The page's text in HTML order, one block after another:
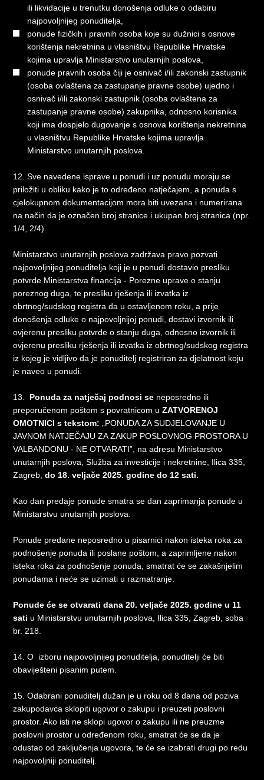
ili likvidacije u trenutku donošenja odluke o odabiru
najpovoljnijeg ponuditelja,
ponude fizičkih i pravnih osoba koje su dužnici s osnove
korištenja nekretnina u vlasništvu Republike Hrvatske
kojima upravlja Ministarstvo unutarnjih poslova,
ponude pravnih osoba čiji je osnivač i/ili zakonski zastupnik
(osoba ovlaštena za zastupanje pravne osobe) ujedno i
osnivač i/ili zakonski zastupnik (osoba ovlaštena za
zastupanje pravne osobe) zakupnika, odnosno korisnika
koji ima dospjelo dugovanje s osnova korištenja nekretnina
u vlasništvu Republike Hrvatske kojima upravlja
Ministarstvo unutarnjih poslova.
12. Sve navedene isprave u ponudi i uz ponudu moraju se
priložiti u obliku kako je to određeno natječajem, a ponuda s
cjelokupnom dokumentacijom mora biti uvezana i numerirana
na način da je označen broj stranice i ukupan broj stranica (npr.
1/4, 2/4).
Ministarstvo unutarnjih poslova zadržava pravo pozvati
najpovoljnijeg ponuditelja koji je u ponudi dostavio presliku
potvrde Ministarstva financija - Porezne uprave o stanju
poreznog duga, te presliku rješenja ili izvatka iz
obrtnog/sudskog registra da u ostavljenom roku, a prije
donošenja odluke o najpovoljnijoj ponudi, dostavi izvornik ili
ovjerenu presliku potvrde o stanju duga, odnosno izvornik ili
ovjerenu presliku rješenja ili izvatka iz obrtnog/sudskog registra
iz kojeg je vidljivo da je ponuditelj registriran za djelatnost koju
je naveo u ponudi.
13. Ponuda za natječaj podnosi se neposredno ili
preporučenom poštom s povratnicom u ZATVORENOJ
OMOTNICI s tekstom: „PONUDA ZA SUDJELOVANJE U
JAVNOM NATJEČAJU ZA ZAKUP POSLOVNOG PROSTORA U
VALBANDONU - NE OTVARATI”, na adresu Ministarstvo
unutarnjih poslova, Služba za investicije i nekretnine, Ilica 335,
Zagreb,do 18. veljače 2025. godine do 12 sati.
Kao dan predaje ponude smatra se dan zaprimanja ponude u
Ministarstvu unutarnjih poslova.
Ponude predane neposredno u pisarnici nakon isteka roka za
podnošenje ponuda ili poslane poštom, a zaprimljene nakon
isteka roka za podnošenje ponuda, smatrat će se zakašnjelim
ponudama i neće se uzimati u razmatranje.
Ponude će se otvarati dana 20. veljače 2025. godine u 11
sati u Ministarstvu unutarnjih poslova, Ilica 335, Zagreb, soba
br. 218.
14. O izboru najpovoljnijeg ponuditelja, ponuditelji će biti
obaviješteni pisanim putem.
15. Odabrani ponuditelj dužan je u roku od 8 dana od poziva
zakupodavca sklopiti ugovor o zakupu i preuzeti poslovni
prostor. Ako isti ne sklopi ugovor o zakupu ili ne preuzme
poslovni prostor u određenom roku, smatrat će se da je
odustao od zaključenja ugovora, te će se izabrati drugi po redu
najpovoljniji ponuditelj.